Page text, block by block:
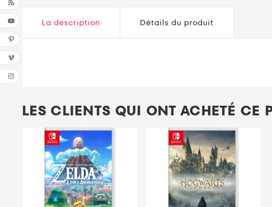
La description Détails du produit
LES CLIENTS QUI ONT ACHETÉ CE